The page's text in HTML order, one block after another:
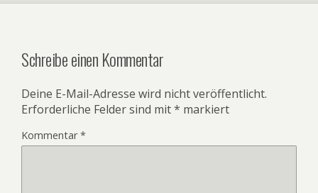
Schreibe einen Kommentar
Deine E-Mail-Adresse wird nicht veröffentlicht.
Erforderliche Felder sind mit* markiert
Kommentar*